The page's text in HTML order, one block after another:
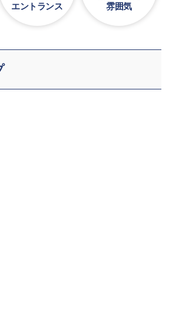
エントランス
雰囲気